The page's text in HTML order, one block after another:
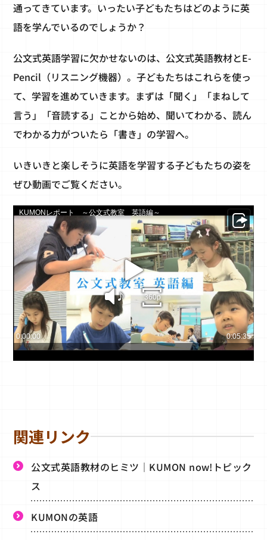
通ってきています。いったい子どもたちはどのように英
語を学んでいるのでしょうか？
公文式英語学習に欠かせないのは、公文式英語教材とE-
Pencil（リスニング機器）。子どもたちはこれらを使っ
て、学習を進めていきます。まずは「聞く」「まねして
言う」「音読する」ことから始め、聞いてわかる、読ん
でわかる力がついたら「書き」の学習へ。
いきいきと楽しそうに英語を学習する子どもたちの姿を
ぜひ動画でご覧ください。
KUMONレポート ～公文式教室 英語編～
play
sound360p
0:00:00 0:05:35
関連リンク
公文式英語教材のヒミツ｜KUMON now!トピック
ス
KUMONの英語